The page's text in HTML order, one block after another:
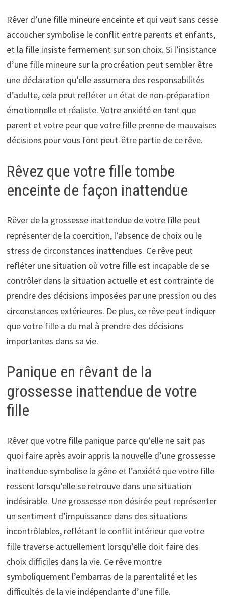
Rêver d’une fille mineure enceinte et qui veut sans cesse
accoucher symbolise le conflit entre parents et enfants,
et la fille insiste fermement sur son choix. Si l’insistance
d’une fille mineure sur la procréation peut sembler être
une déclaration qu’elle assumera des responsabilités
d’adulte, cela peut refléter un état de non-préparation
émotionnelle et réaliste. Votre anxiété en tant que
parent et votre peur que votre fille prenne de mauvaises
décisions pour vous font peut-être partie de ce rêve.
Rêvez que votre fille tombe
enceinte de façon inattendue
Rêver de la grossesse inattendue de votre fille peut
représenter de la coercition, l’absence de choix ou le
stress de circonstances inattendues. Ce rêve peut
refléter une situation où votre fille est incapable de se
contrôler dans la situation actuelle et est contrainte de
prendre des décisions imposées par une pression ou des
circonstances extérieures. De plus, ce rêve peut indiquer
que votre fille a du mal à prendre des décisions
importantes dans sa vie.
Panique en rêvant de la
grossesse inattendue de votre
fille
Rêver que votre fille panique parce qu’elle ne sait pas
quoi faire après avoir appris la nouvelle d’une grossesse
inattendue symbolise la gêne et l’anxiété que votre fille
ressent lorsqu’elle se retrouve dans une situation
indésirable. Une grossesse non désirée peut représenter
un sentiment d’impuissance dans des situations
incontrôlables, reflétant le conflit intérieur que votre
fille traverse actuellement lorsqu’elle doit faire des
choix difficiles dans la vie. Ce rêve montre
symboliquement l’embarras de la parentalité et les
difficultés de la vie indépendante d’une fille.